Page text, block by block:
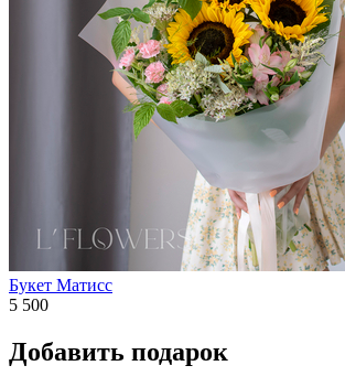
Букет Матисс
5 500
Добавить подарок